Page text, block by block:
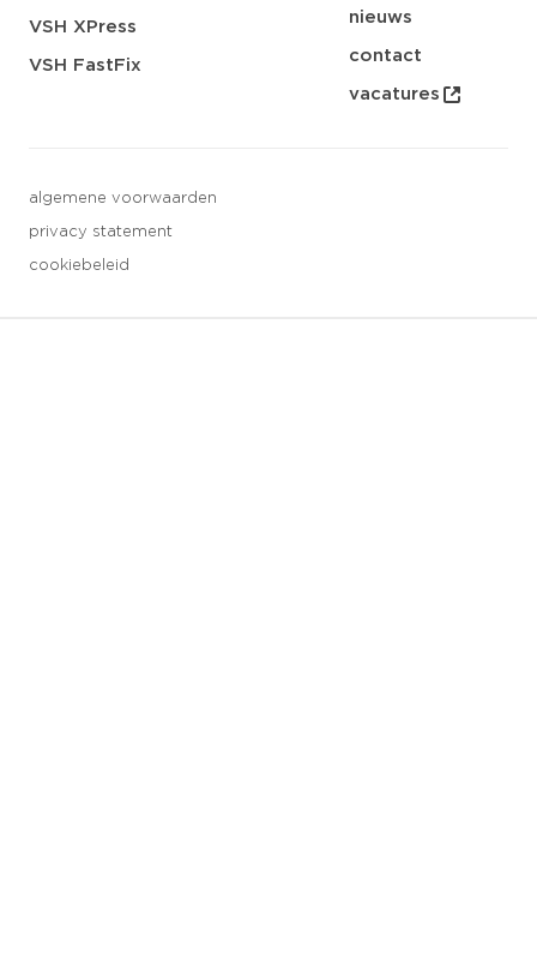
VSH XPress
VSH FastFix
nieuws
contact
vacatures
algemene voorwaarden
privacy statement
cookiebeleid